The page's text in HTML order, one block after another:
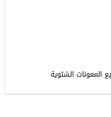
المعونات الشتوية